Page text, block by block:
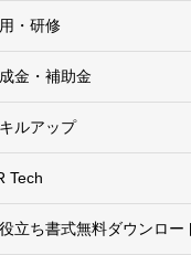
・研修
金・補助金
ルアップ
Tech
立ち書式無料ダウンロー